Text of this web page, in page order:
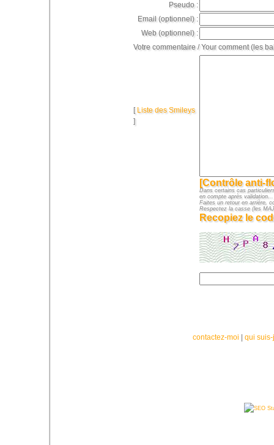
Pseudo :
Email (optionnel) :
Web (optionnel) :
Votre commentaire / Your comment (les
[ Liste des Smileys
]
[Contrôle anti-
Dans certains cas
en compte après
Faites un retour en arrière,
Respectez la casse (les
Recopiez le
contactez-moi qui